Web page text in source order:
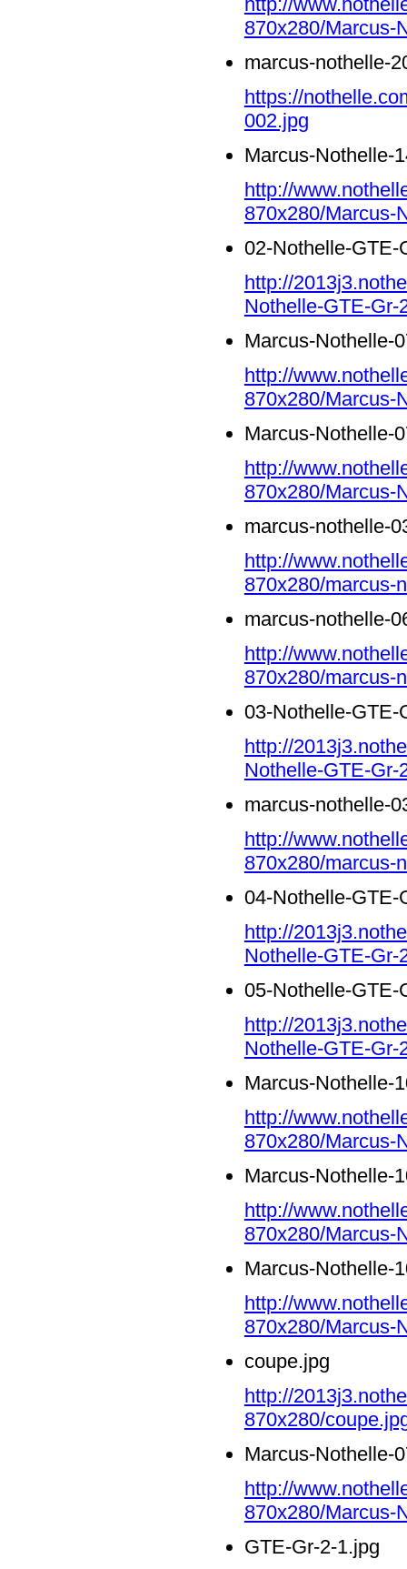
870x280/Marcus-
marcus-nothelle-
https://
002.jpg
Marcus-Nothelle-
http://
870x280/Marcus-
02-Nothelle-GTE-
http://
Nothelle-GTE-Gr-
Marcus-Nothelle-
http://
870x280/Marcus-
Marcus-Nothelle-
http://
870x280/Marcus-
marcus-nothelle-
http://
870x280/marcus-
marcus-nothelle-
http://
870x280/marcus-
03-Nothelle-GTE-
http://
Nothelle-GTE-Gr-
marcus-nothelle-
http://
870x280/marcus-
04-Nothelle-GTE-
http://
Nothelle-GTE-Gr-
05-Nothelle-GTE-
http://
Nothelle-GTE-Gr-
Marcus-Nothelle-
http://
870x280/Marcus-
Marcus-Nothelle-
http://
870x280/Marcus-
Marcus-Nothelle-
http://
870x280/Marcus-
coupe.jpg
http://
870x280/
Marcus-Nothelle-
http://
870x280/Marcus-
GTE-Gr-2-1.jpg